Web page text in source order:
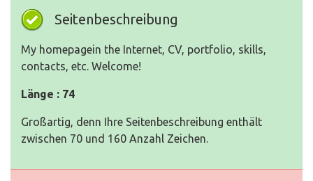
Seitenbeschreibung
My homepagein the Internet, CV, portfolio, skills,
contacts, etc. Welcome!
Länge : 74
Großartig, denn Ihre Seitenbeschreibung enthält
zwischen 70 und 160 Anzahl Zeichen.